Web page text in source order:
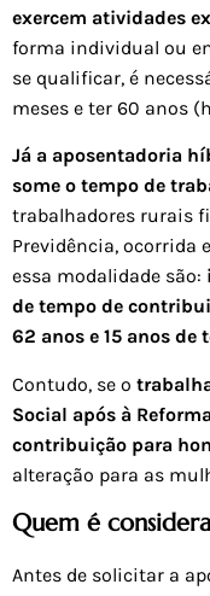
exercem atividades
forma individual ou
se qualificar, é
meses e ter 60 anos
Já a aposentadoria
some o tempo de
trabalhadores rurais
Previdência, ocorrida
essa modalidade são:
de tempo de
62 anos e 15 anos
Contudo, se o
Social após à
contribuição para
alteração para as
Quem é
Antes de solicitar a